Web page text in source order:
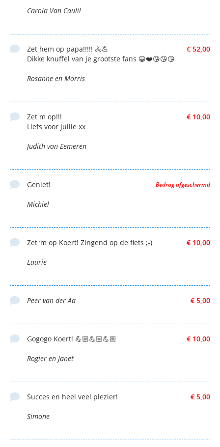
Carola Van Caulil
€ 52,00
Zet hem op papa!!!!! 🚴💪
Dikke knuffel van je grootste fans 😀❤️😘😘😘
Rosanne en Morris
€ 10,00
Zet m op!!!
Liefs voor jullie xx
Judith van Eemeren
Bedrag afgeschermd
Geniet!
Michiel
€ 10,00
Zet ‘m op Koert! Zingend op de fiets ;-)
Laurie
€ 5,00
Peer van der Aa
€ 10,00
Gogogo Koert! 💪🏼💪🏼💪🏼
Rogier en Janet
€ 5,00
Succes en heel veel plezier!
Simone